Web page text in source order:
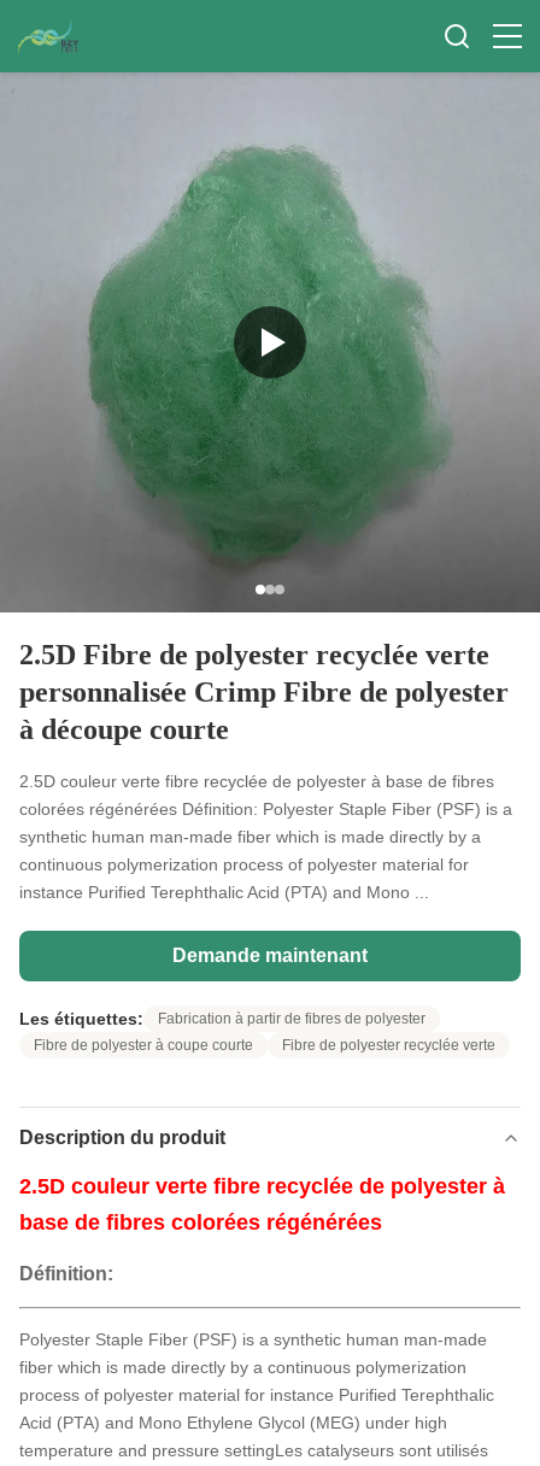
2.5D Fibre de polyester recyclée verte
personnalisée Crimp Fibre de polyester
à découpe courte
2.5D couleur verte fibre recyclée de polyester à base de fibres
colorées régénérées Définition: Polyester Staple Fiber (PSF) is a
synthetic human man-made fiber which is made directly by a
continuous polymerization process of polyester material for
instance Purified Terephthalic Acid (PTA) and Mono ...
Demande maintenant
Les étiquettes:
Fabrication à partir de fibres de polyester
Fibre de polyester à coupe courte
Fibre de polyester recyclée verte
Description du produit
2.5D couleur verte fibre recyclée de polyester à
base de fibres colorées régénérées
Définition:
Polyester Staple Fiber (PSF) is a synthetic human man-made
fiber which is made directly by a continuous polymerization
process of polyester material for instance Purified Terephthalic
Acid (PTA) and Mono Ethylene Glycol (MEG) under high
temperature and pressure settingLes catalyseurs sont utilisés